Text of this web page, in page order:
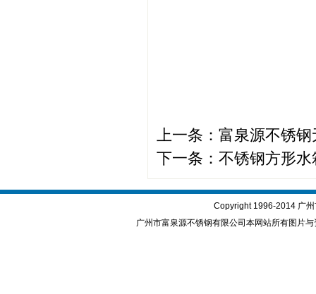
上一条： 富泉源不锈
下一条： 不锈钢方形
Copyright 1996-2014 广
广州市富泉源不锈钢有限公司本网站所有图片